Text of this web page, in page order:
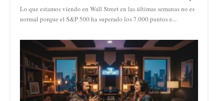
Lo que estamos viendo en Wall Street en las últimas semanas no es
normal porque el S&P 500 ha superado los 7.000 puntos e...